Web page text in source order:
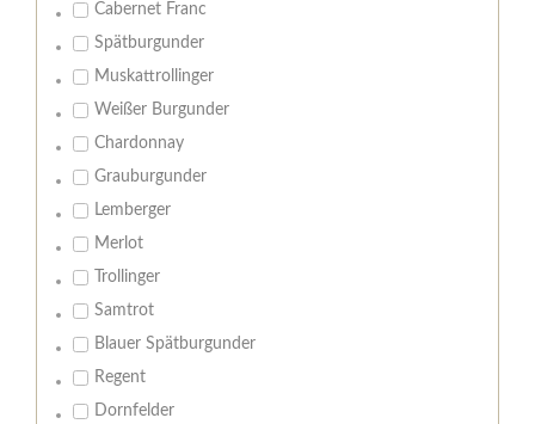
Cabernet Franc
Spätburgunder
Muskattrollinger
Weißer Burgunder
Chardonnay
Grauburgunder
Lemberger
Merlot
Trollinger
Samtrot
Blauer Spätburgunder
Regent
Dornfelder